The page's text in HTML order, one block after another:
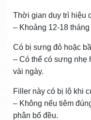
Thời gian duy trì hiệu
– Khoảng 12‑18
Có bị sưng đỏ hoặc
– Có thể có sưng nhẹ
vài ngày.
Filler này có bị lộ khi
– Không nếu tiêm
phân bố đều.